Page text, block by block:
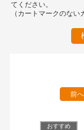
てください。
（カートマークのない
キーワード検索（あ
前へ
おすすめ